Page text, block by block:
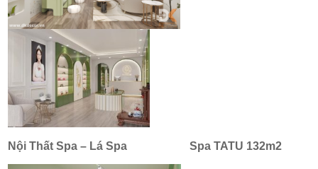
Nội Thất Spa – Lá Spa Spa TATU 132m2